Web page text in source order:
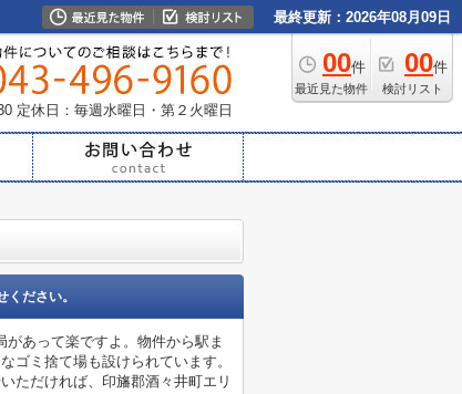
最終更新：2026年08月09日
00件
最近見た物件
00件
検討リスト
定休日：毎週水曜日・第２火曜日
ださい。
あって楽ですよ。物件から駅ま
ゴミ捨て場も設けられています。
ただければ、印旛郡酒々井町エリ